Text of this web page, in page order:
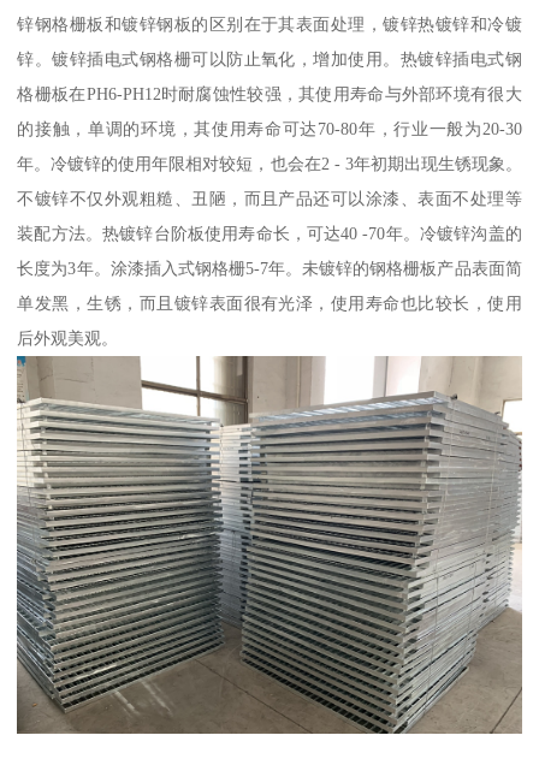
锌钢格栅板和镀锌钢板的区别在于其表面处理，镀锌热镀锌和冷镀
锌。镀锌插电式钢格栅可以防止氧化，增加使用。热镀锌插电式钢
格栅板在PH6-PH12时耐腐蚀性较强，其使用寿命与外部环境有很大
的接触，单调的环境，其使用寿命可达70-80年，行业一般为20-30
年。冷镀锌的使用年限相对较短，也会在2 - 3年初期出现生锈现象。
不镀锌不仅外观粗糙、丑陋，而且产品还可以涂漆、表面不处理等
装配方法。热镀锌台阶板使用寿命长，可达40 -70年。冷镀锌沟盖的
长度为3年。涂漆插入式钢格栅5-7年。未镀锌的钢格栅板产品表面简
单发黑，生锈，而且镀锌表面很有光泽，使用寿命也比较长，使用
后外观美观。